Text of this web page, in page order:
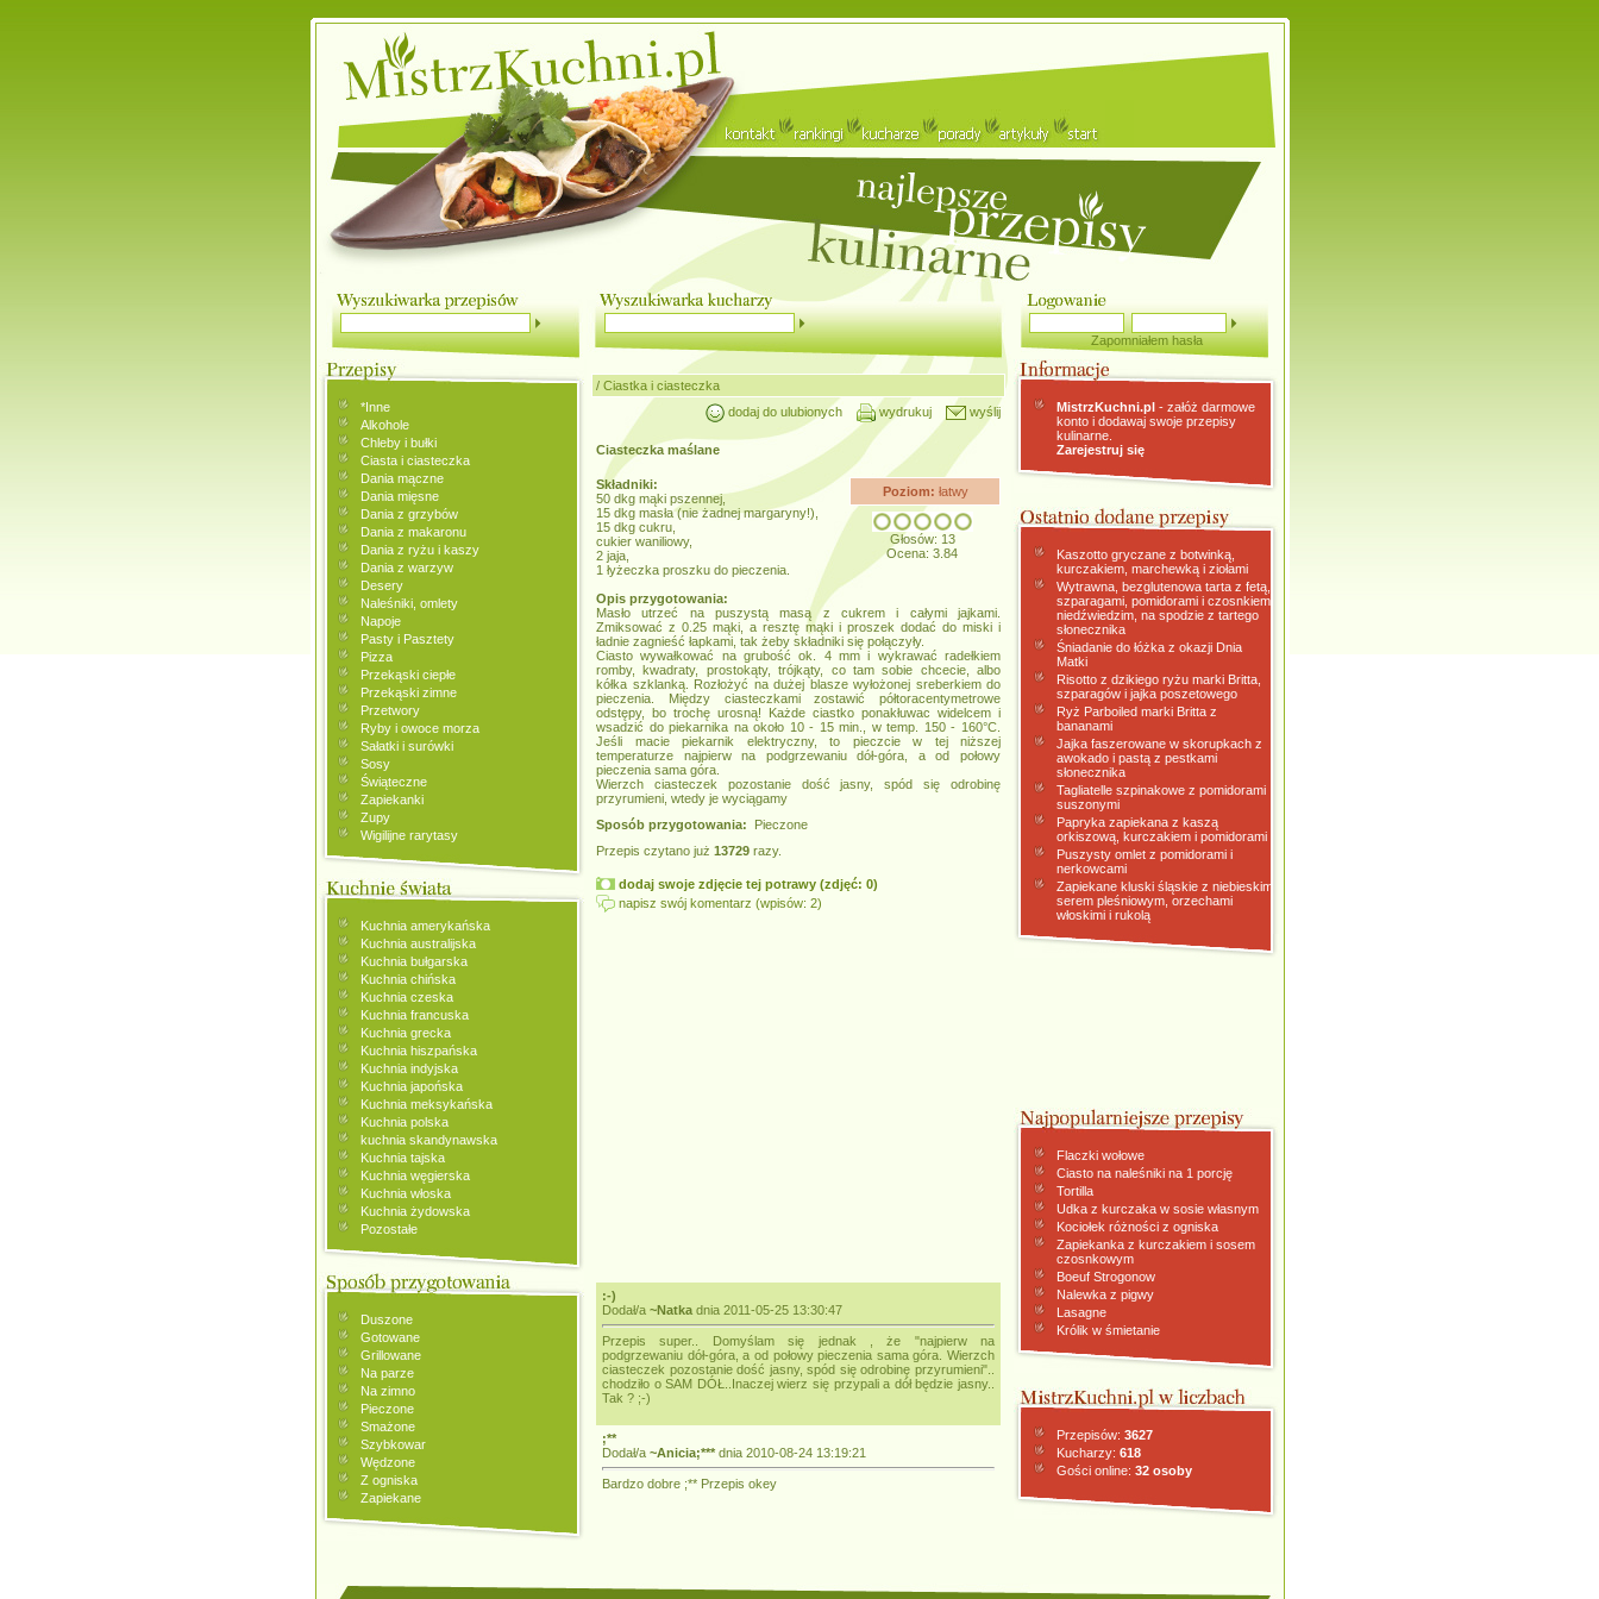
Zapomniałem hasła
*Inne
Alkohole
Chleby i bułki
Ciasta i ciasteczka
Dania mączne
Dania mięsne
Dania z grzybów
Dania z makaronu
Dania z ryżu i kaszy
Dania z warzyw
Desery
Naleśniki, omlety
Napoje
Pasty i Pasztety
Pizza
Przekąski ciepłe
Przekąski zimne
Przetwory
Ryby i owoce morza
Sałatki i surówki
Sosy
Świąteczne
Zapiekanki
Zupy
Wigilijne rarytasy
Kuchnia amerykańska
Kuchnia australijska
Kuchnia bułgarska
Kuchnia chińska
Kuchnia czeska
Kuchnia francuska
Kuchnia grecka
Kuchnia hiszpańska
Kuchnia indyjska
Kuchnia japońska
Kuchnia meksykańska
Kuchnia polska
kuchnia skandynawska
Kuchnia tajska
Kuchnia węgierska
Kuchnia włoska
Kuchnia żydowska
Pozostałe
Duszone
Gotowane
Grillowane
Na parze
Na zimno
Pieczone
Smażone
Szybkowar
Wędzone
Z ogniska
Zapiekane
/ Ciastka i ciasteczka
dodaj do ulubionych
wydrukuj wyślij
Ciasteczka maślane
Poziom: łatwy
Głosów: 13
Ocena: 3.84
Składniki:
50 dkg mąki pszennej,
15 dkg masła (nie żadnej margaryny!),
15 dkg cukru,
cukier waniliowy,
2 jaja,
1 łyżeczka proszku do pieczenia.
Opis przygotowania:
Masło utrzeć na puszystą masą z cukrem i całymi jajkami.
Zmiksować z 0.25 mąki, a resztę mąki i proszek dodać do miski i
ładnie zagnieść łapkami, tak żeby składniki się połączyły.
Ciasto wywałkować na grubość ok. 4 mm i wykrawać radełkiem
romby, kwadraty, prostokąty, trójkąty, co tam sobie chcecie, albo
kółka szklanką. Rozłożyć na dużej blasze wyłożonej sreberkiem do
pieczenia. Między ciasteczkami zostawić półtoracentymetrowe
odstępy, bo trochę urosną! Każde ciastko ponakłuwac widelcem i
wsadzić do piekarnika na około 10 - 15 min., w temp. 150 - 160°C.
Jeśli macie piekarnik elektryczny, to pieczcie w tej niższej
temperaturze najpierw na podgrzewaniu dół-góra, a od połowy
pieczenia sama góra.
Wierzch ciasteczek pozostanie dość jasny, spód się odrobinę
przyrumieni, wtedy je wyciągamy
Sposób przygotowania: Pieczone
Przepis czytano już 13729 razy.
dodaj swoje zdjęcie tej potrawy (zdjęć: 0)
napisz swój komentarz (wpisów: 2)
:-)
Dodał/a ~Natka dnia 2011-05-25 13:30:47
Przepis super.. Domyślam się jednak , że "najpierw na
podgrzewaniu dół-góra, a od połowy pieczenia sama góra. Wierzch
ciasteczek pozostanie dość jasny, spód się odrobinę przyrumieni"..
chodziło o SAM DÓŁ..Inaczej wierz się przypali a dół będzie jasny..
Tak ? ;-)
;**
Dodał/a ~Anicia;*** dnia 2010-08-24 13:19:21
Bardzo dobre ;** Przepis okey
MistrzKuchni.pl- załóż darmowe
konto i dodawaj swoje przepisy
kulinarne.
Zarejestruj się
Kaszotto gryczane z botwinką,
kurczakiem, marchewką i ziołami
Wytrawna, bezglutenowa tarta z fetą,
szparagami, pomidorami i czosnkiem
niedźwiedzim, na spodzie z tartego
słonecznika
Śniadanie do łóżka z okazji Dnia
Matki
Risotto z dzikiego ryżu marki Britta,
szparagów i jajka poszetowego
Ryż Parboiled marki Britta z
bananami
Jajka faszerowane w skorupkach z
awokado i pastą z pestkami
słonecznika
Tagliatelle szpinakowe z pomidorami
suszonymi
Papryka zapiekana z kaszą
orkiszową, kurczakiem i pomidorami
Puszysty omlet z pomidorami i
nerkowcami
Zapiekane kluski śląskie z niebieskim
serem pleśniowym, orzechami
włoskimi i rukolą
Flaczki wołowe
Ciasto na naleśniki na 1 porcję
Tortilla
Udka z kurczaka w sosie własnym
Kociołek różności z ogniska
Zapiekanka z kurczakiem i sosem
czosnkowym
Boeuf Strogonow
Nalewka z pigwy
Lasagne
Królik w śmietanie
Przepisów: 3627
Kucharzy: 618
Gości online: 32 osoby